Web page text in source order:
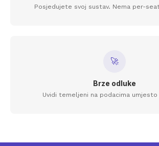
Posjedujete svoj sustav. Nema per-
🚀
Brze odluke
Uvidi temeljeni na podacima umjesto